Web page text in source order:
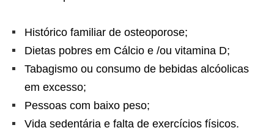
Histórico familiar de osteoporose;
Dietas pobres em Cálcio e /ou vitamina D;
Tabagismo ou consumo de bebidas alcóolicas
em excesso;
Pessoas com baixo peso;
Vida sedentária e falta de exercícios físicos.